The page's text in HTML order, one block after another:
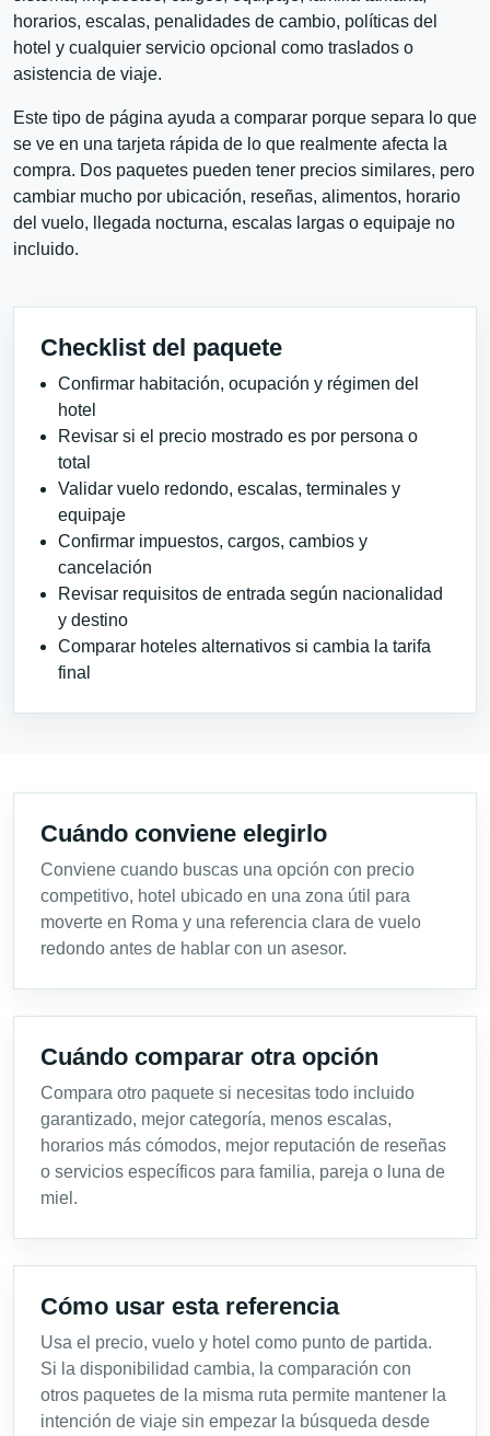
horarios, escalas, penalidades de cambio, políticas del
hotel y cualquier servicio opcional como traslados o
asistencia de viaje.
Este tipo de página ayuda a comparar porque separa lo que
se ve en una tarjeta rápida de lo que realmente afecta la
compra. Dos paquetes pueden tener precios similares, pero
cambiar mucho por ubicación, reseñas, alimentos, horario
del vuelo, llegada nocturna, escalas largas o equipaje no
incluido.
Checklist del paquete
Confirmar habitación, ocupación y régimen del
hotel
Revisar si el precio mostrado es por persona o
total
Validar vuelo redondo, escalas, terminales y
equipaje
Confirmar impuestos, cargos, cambios y
cancelación
Revisar requisitos de entrada según nacionalidad
y destino
Comparar hoteles alternativos si cambia la tarifa
final
Cuándo conviene elegirlo
Conviene cuando buscas una opción con precio
competitivo, hotel ubicado en una zona útil para
moverte en Roma y una referencia clara de vuelo
redondo antes de hablar con un asesor.
Cuándo comparar otra opción
Compara otro paquete si necesitas todo incluido
garantizado, mejor categoría, menos escalas,
horarios más cómodos, mejor reputación de reseñas
o servicios específicos para familia, pareja o luna de
miel.
Cómo usar esta referencia
Usa el precio, vuelo y hotel como punto de partida.
Si la disponibilidad cambia, la comparación con
otros paquetes de la misma ruta permite mantener la
intención de viaje sin empezar la búsqueda desde